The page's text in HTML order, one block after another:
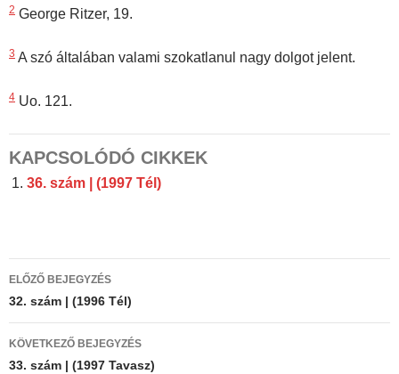
2 George Ritzer, 19.
3 A szó általában valami szokatlanul nagy dolgot jelent.
4 Uo. 121.
KAPCSOLÓDÓ CIKKEK
36. szám | (1997 Tél)
Bejegyzés
navigáció
ELŐZŐ BEJEGYZÉS
32. szám | (1996 Tél)
KÖVETKEZŐ BEJEGYZÉS
33. szám | (1997 Tavasz)